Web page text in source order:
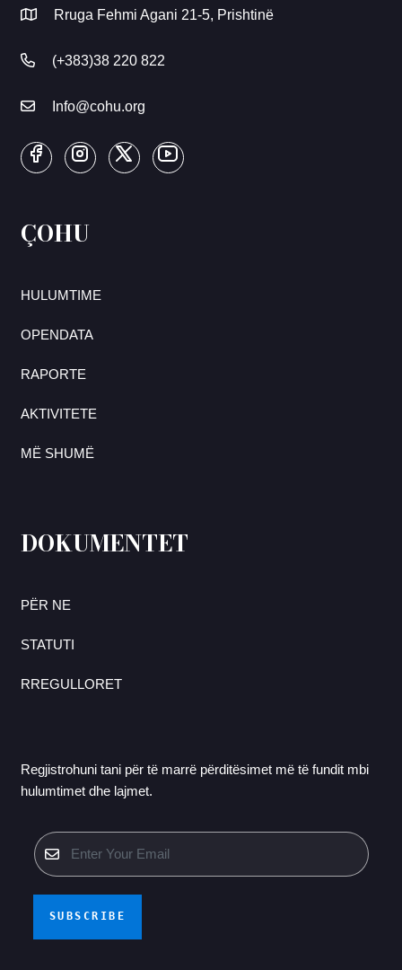
Rruga Fehmi Agani 21-5, Prishtinë
(+383)38 220 822
Info@cohu.org
ÇOHU
HULUMTIME
OPENDATA
RAPORTE
AKTIVITETE
MË SHUMË
DOKUMENTET
PËR NE
STATUTI
RREGULLORET
Regjistrohuni tani për të marrë përditësimet më të fundit mbi
hulumtimet dhe lajmet.
SUBSCRIBE